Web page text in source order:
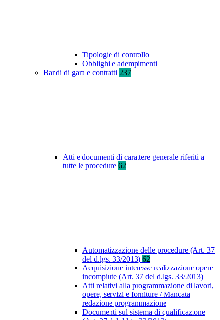
Tipologie di controllo
Obblighi e adempimenti
Bandi di gara e contratti 237
Atti e documenti di carattere generale riferiti a
tutte le procedure 62
Automatizzazione delle procedure (Art. 37
del d.lgs. 33/2013) 62
Acquisizione interesse realizzazione opere
incompiute (Art. 37 del d.lgs. 33/2013)
Atti relativi alla programmazione di lavori,
opere, servizi e forniture / Mancata
redazione programmazione
Documenti sul sistema di qualificazione